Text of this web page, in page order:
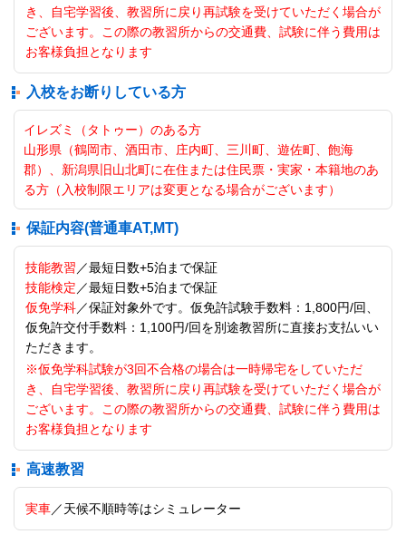
き、自宅学習後、教習所に戻り再試験を受けていただく場合が
ございます。この際の教習所からの交通費、試験に伴う費用は
お客様負担となります
入校をお断りしている方
イレズミ（タトゥー）のある方
山形県（鶴岡市、酒田市、庄内町、三川町、遊佐町、飽海
郡）、新潟県旧山北町に在住または住民票・実家・本籍地のあ
る方（入校制限エリアは変更となる場合がございます）
保証内容(普通車AT,MT)
技能教習 ／最短日数+5泊まで保証
技能検定 ／最短日数+5泊まで保証
仮免学科／保証対象外です。仮免許試験手数料：1,800円/回、
仮免許交付手数料：1,100円/回を別途教習所に直接お支払いい
ただきます。
※仮免学科試験が3回不合格の場合は一時帰宅をしていただ
き、自宅学習後、教習所に戻り再試験を受けていただく場合が
ございます。この際の教習所からの交通費、試験に伴う費用は
お客様負担となります
高速教習
実車／天候不順時等はシミュレーター